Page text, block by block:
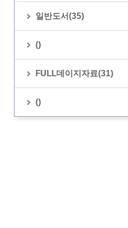
일반도서(35)
()
FULL데이지자료(31)
()